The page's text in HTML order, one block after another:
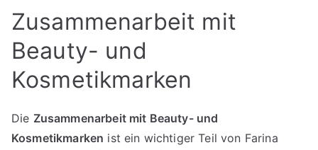
Zusammenarbeit mit
Beauty- und
Kosmetikmarken
Die Zusammenarbeit mit Beauty- und
Kosmetikmarken ist ein wichtiger Teil von Farina